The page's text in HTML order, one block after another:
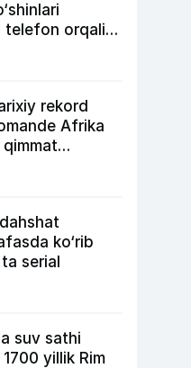
telefon orqali
rekord
Afrika
ko‘rib
serial
suv sathi
yillik Rim